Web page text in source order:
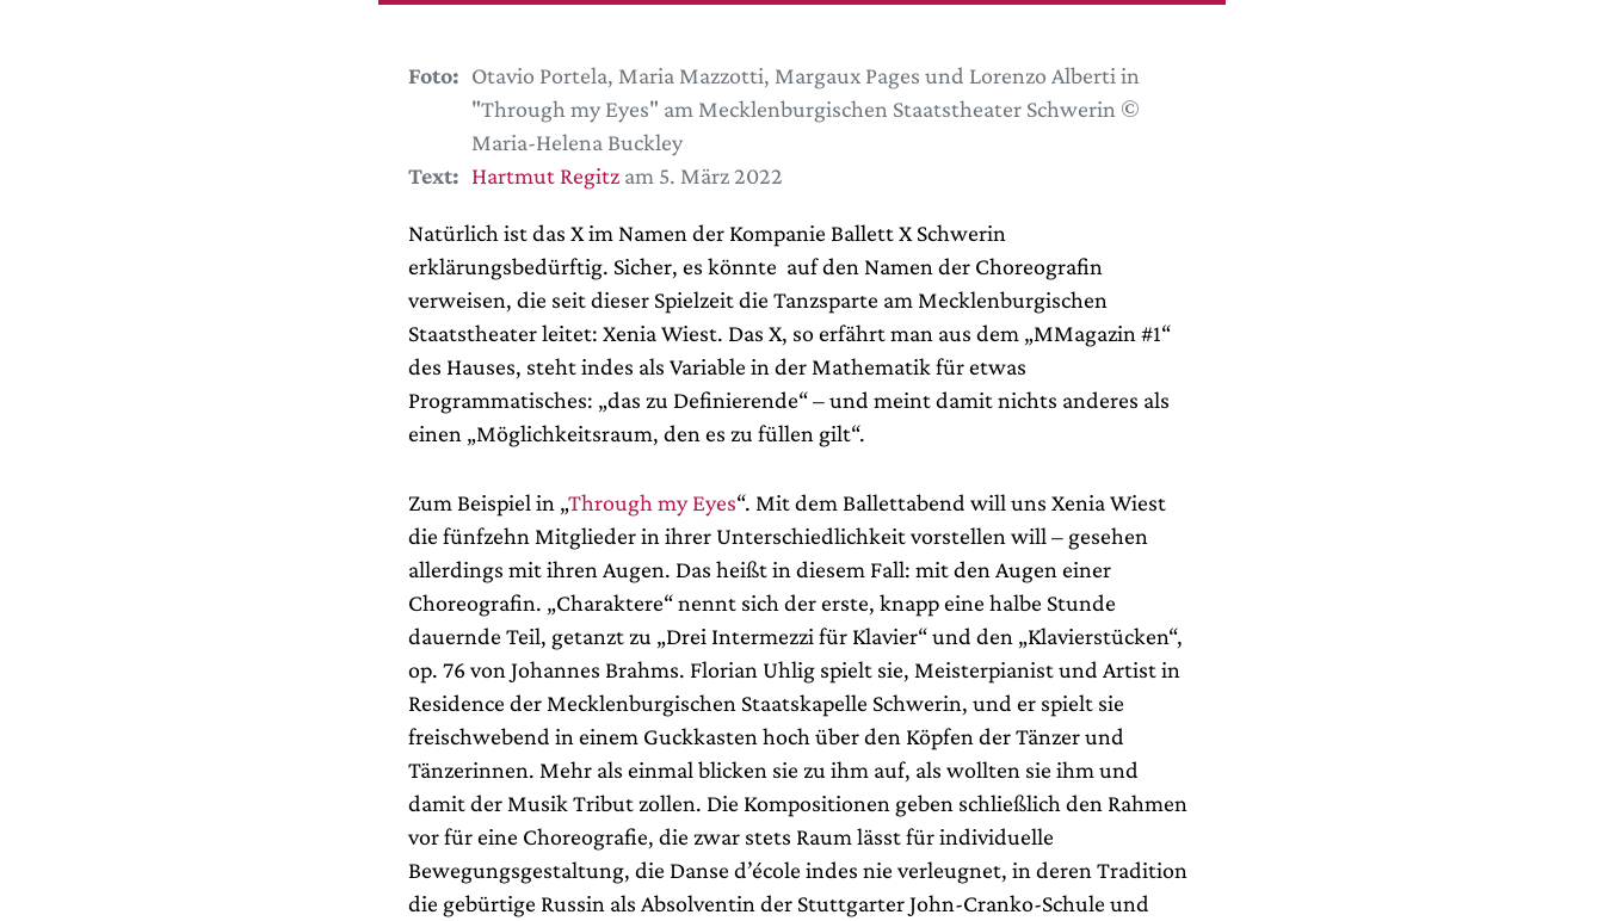
Foto: Otavio Portela, Maria Mazzotti, Margaux Pages und Lorenzo Alberti in
"Through my Eyes" am Mecklenburgischen Staatstheater Schwerin ©
Maria-Helena Buckley
Text: Hartmut Regitzam 5. März 2022
Natürlich ist das X im Namen der Kompanie Ballett X Schwerin
erklärungsbedürftig. Sicher, es könnte auf den Namen der Choreografin
verweisen, die seit dieser Spielzeit die Tanzsparte am Mecklenburgischen
Staatstheater leitet: Xenia Wiest. Das X, so erfährt man aus dem „MMagazin #1“
des Hauses, steht indes als Variable in der Mathematik für etwas
Programmatisches: „das zu Definierende“ – und meint damit nichts anderes als
einen „Möglichkeitsraum, den es zu füllen gilt“.
Zum Beispiel in „Through my Eyes“. Mit dem Ballettabend will uns Xenia Wiest
die fünfzehn Mitglieder in ihrer Unterschiedlichkeit vorstellen will – gesehen
allerdings mit ihren Augen. Das heißt in diesem Fall: mit den Augen einer
Choreografin. „Charaktere“ nennt sich der erste, knapp eine halbe Stunde
dauernde Teil, getanzt zu „Drei Intermezzi für Klavier“ und den „Klavierstücken“,
op. 76 von Johannes Brahms. Florian Uhlig spielt sie, Meisterpianist und Artist in
Residence der Mecklenburgischen Staatskapelle Schwerin, und er spielt sie
freischwebend in einem Guckkasten hoch über den Köpfen der Tänzer und
Tänzerinnen. Mehr als einmal blicken sie zu ihm auf, als wollten sie ihm und
damit der Musik Tribut zollen. Die Kompositionen geben schließlich den Rahmen
vor für eine Choreografie, die zwar stets Raum lässt für individuelle
Bewegungsgestaltung, die Danse d’école indes nie verleugnet, in deren Tradition
die gebürtige Russin als Absolventin der Stuttgarter John-Cranko-Schule und